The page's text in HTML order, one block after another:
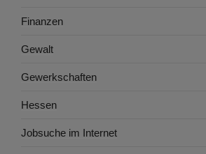
Finanzen
Gewalt
Gewerkschaften
Hessen
Jobsuche im Internet